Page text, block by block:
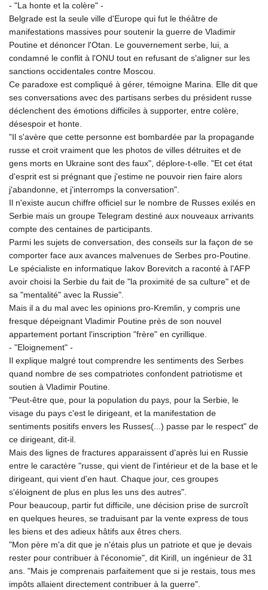
- "La honte et la colère" -
Belgrade est la seule ville d'Europe qui fut le théâtre de
manifestations massives pour soutenir la guerre de Vladimir
Poutine et dénoncer l'Otan. Le gouvernement serbe, lui, a
condamné le conflit à l'ONU tout en refusant de s'aligner sur les
sanctions occidentales contre Moscou.
Ce paradoxe est compliqué à gérer, témoigne Marina. Elle dit que
ses conversations avec des partisans serbes du président russe
déclenchent des émotions difficiles à supporter, entre colère,
désespoir et honte.
"Il s'avère que cette personne est bombardée par la propagande
russe et croit vraiment que les photos de villes détruites et de
gens morts en Ukraine sont des faux", déplore-t-elle. "Et cet état
d'esprit est si prégnant que j'estime ne pouvoir rien faire alors
j'abandonne, et j'interromps la conversation".
Il n'existe aucun chiffre officiel sur le nombre de Russes exilés en
Serbie mais un groupe Telegram destiné aux nouveaux arrivants
compte des centaines de participants.
Parmi les sujets de conversation, des conseils sur la façon de se
comporter face aux avances malvenues de Serbes pro-Poutine.
Le spécialiste en informatique Iakov Borevitch a raconté à l'AFP
avoir choisi la Serbie du fait de "la proximité de sa culture" et de
sa "mentalité" avec la Russie".
Mais il a du mal avec les opinions pro-Kremlin, y compris une
fresque dépeignant Vladimir Poutine près de son nouvel
appartement portant l'inscription "frère" en cyrillique.
- "Eloignement" -
Il explique malgré tout comprendre les sentiments des Serbes
quand nombre de ses compatriotes confondent patriotisme et
soutien à Vladimir Poutine.
"Peut-être que, pour la population du pays, pour la Serbie, le
visage du pays c'est le dirigeant, et la manifestation de
sentiments positifs envers les Russes(...) passe par le respect" de
ce dirigeant, dit-il.
Mais des lignes de fractures apparaissent d'après lui en Russie
entre le caractère "russe, qui vient de l'intérieur et de la base et le
dirigeant, qui vient d'en haut. Chaque jour, ces groupes
s'éloignent de plus en plus les uns des autres".
Pour beaucoup, partir fut difficile, une décision prise de surcroît
en quelques heures, se traduisant par la vente express de tous
les biens et des adieux hâtifs aux êtres chers.
"Mon père m'a dit que je n'étais plus un patriote et que je devais
rester pour contribuer à l'économie", dit Kirill, un ingénieur de 31
ans. "Mais je comprenais parfaitement que si je restais, tous mes
impôts allaient directement contribuer à la guerre".